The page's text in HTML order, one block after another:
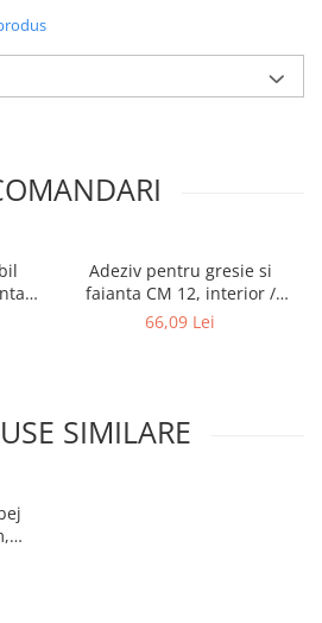
/
Adeziv pentru gresie si
faianta CM 12, interior /
exterior, gri, 25 kg
66,09 Lei
SIMILARE
-